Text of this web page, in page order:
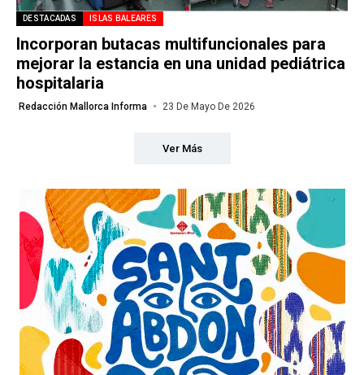
DESTACADAS ISLAS BALEARES
Incorporan butacas multifuncionales para
mejorar la estancia en una unidad pediátrica
hospitalaria
Redacción Mallorca Informa 23 De Mayo De 2026
Ver Más